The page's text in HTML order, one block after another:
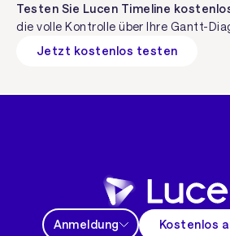
Testen Sie Lucen Timeline
die volle Kontrolle über Ihre Gantt-
Jetzt kostenlos testen
Anmeldung Kostenlos